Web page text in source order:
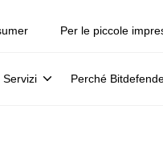
Per le piccole
Servizi Perché